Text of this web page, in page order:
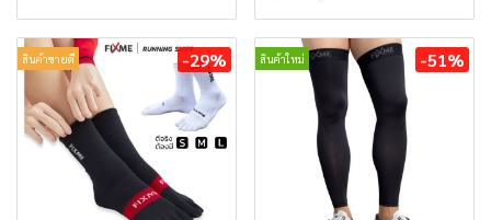
สินค้าขายดี -29% สินค้าใหม่ -51%